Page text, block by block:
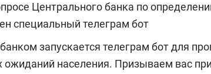
Центрального банка по
специальный телеграм бот
запускается телеграм бот для
населения. Призываем вас